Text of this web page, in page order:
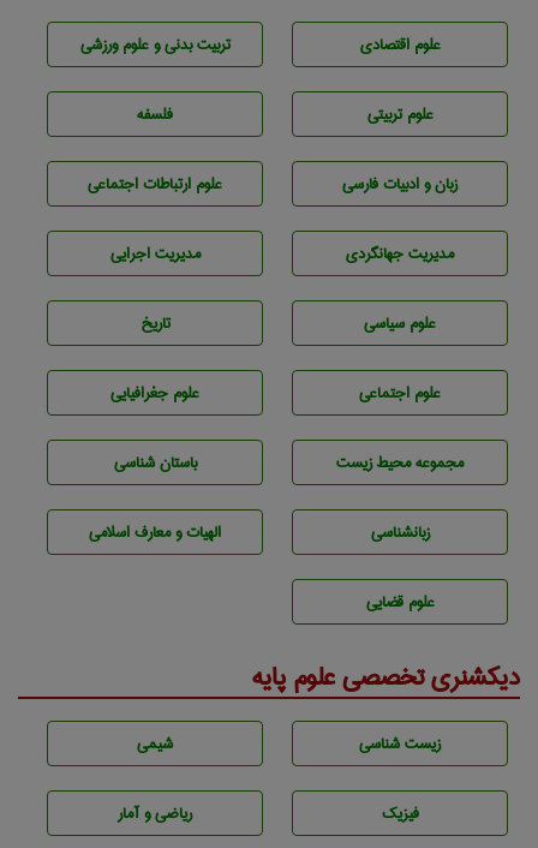
علوم اقتصادی تربيت بدنی و علوم ورزشی
علوم تربيتی فلسفه
زبان و ادبيات فارسی علوم ارتباطات اجتماعی
مديريت جهانگردی مديريت اجرايی
علوم سياسی تاريخ
علوم اجتماعی علوم جغرافيايی
مجموعه محيط زيست باستان شناسی
زبانشناسی الهیات و معارف اسلامی
علوم قضایی
دیکشنری تخصصی علوم پایه
زيست شناسی شيمی
فیزیک ریاضی و آمار